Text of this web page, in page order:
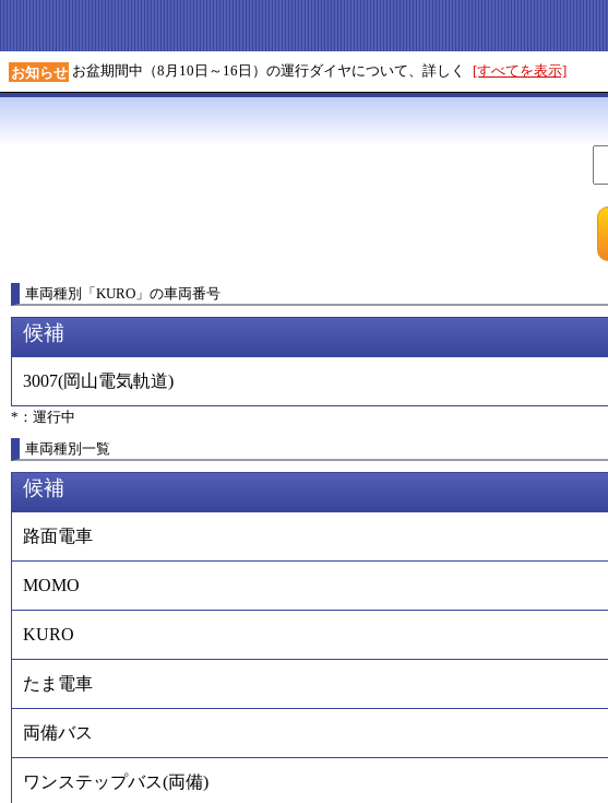
お知らせ お盆期間中（8月10日～16日）の運行ダイヤについて、詳しく [すべてを表示]
車両種別 「KURO 」 の車両番号
候補
3007(岡山電気軌道)
*：運行中
車両種別一覧
候補
路面電車
MOMO
KURO
たま電車
両備バス
ワンステップバス(両備)